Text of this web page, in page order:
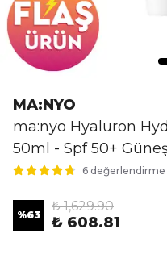
MA:NYO
ma:nyo Hyaluron
50ml - Spf 50+
6 değerlendirme
%63
₺ 1,629.90
₺ 608.81